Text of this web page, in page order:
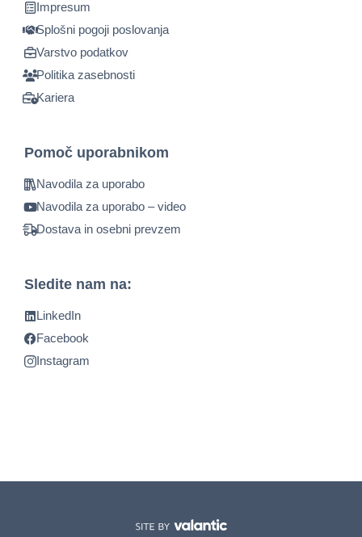
Impresum
Splošni pogoji poslovanja
Varstvo podatkov
Politika zasebnosti
Kariera
Pomoč uporabnikom
Navodila za uporabo
Navodila za uporabo – video
Dostava in osebni prevzem
Sledite nam na:
LinkedIn
Facebook
Instagram